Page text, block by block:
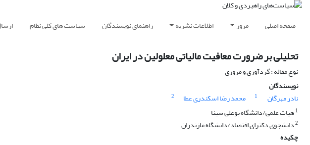
صفحه اصلی مرور اطلاعات نشریه راهنمای نویسندگان سیاست های کلی نظام
تحلیلی بر ضرورت معافیت مالیاتی معلولین در ایران
نوع مقاله : گردآوری و مروری
نویسندگان
نادر مهرگان
1 محمد رضا اسکندری عطا
2
1هیات علمی/دانشگاه بوعلی سینا
2دانشجوی دکترای اقتصاد/دانشگاه مازندران
چکیده